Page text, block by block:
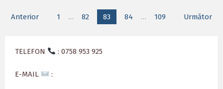
Paginație
Anterior 1 … 82 83 84 … 109 Următor
TELEFON : 0758 953 925
E-MAIL :